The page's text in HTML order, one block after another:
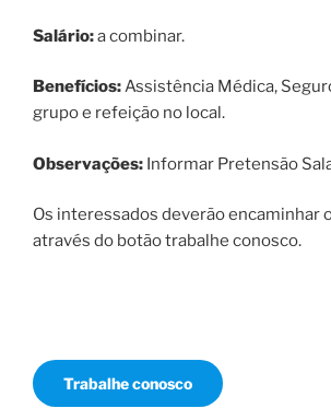
Salário:a combinar.
Benefícios:Assistência Médica,
grupo e refeição no local.
Observações: Informar Pretensão
Os interessados deverão encaminhar
através do botão trabalhe conosco.
Trabalhe conosco